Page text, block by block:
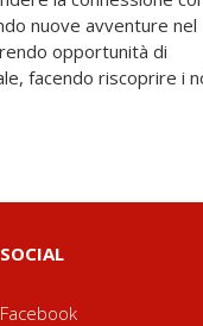
SOCIAL
Facebook